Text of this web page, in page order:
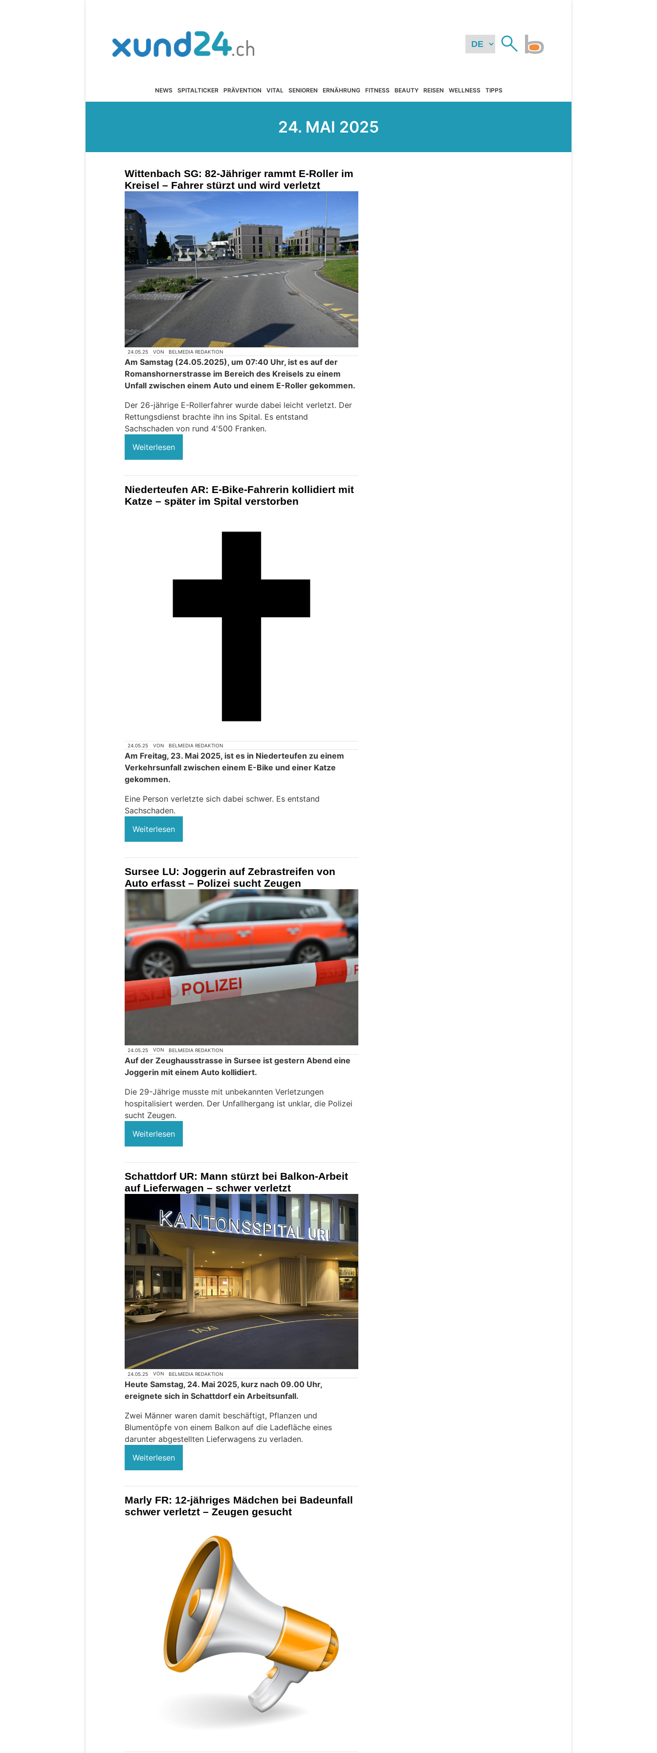
NEWS SPITALTICKER PRÄVENTION VITAL SENIOREN ERNÄHRUNG FITNESS BEAUTY REISEN WELLNESS TIPPS
24. MAI 2025
Wittenbach SG: 82-Jähriger rammt E-Roller im
Kreisel – Fahrer stürzt und wird verletzt
24.05.25 VON BELMEDIA REDAKTION
Am Samstag (24.05.2025), um 07:40 Uhr, ist es auf der
Romanshornerstrasse im Bereich des Kreisels zu einem
Unfall zwischen einem Auto und einem E-Roller gekommen.
Der 26-jährige E-Rollerfahrer wurde dabei leicht verletzt. Der
Rettungsdienst brachte ihn ins Spital. Es entstand
Sachschaden von rund 4'500 Franken.
Weiterlesen
Niederteufen AR: E-Bike-Fahrerin kollidiert mit
Katze – später im Spital verstorben
24.05.25 VON BELMEDIA REDAKTION
Am Freitag, 23. Mai 2025, ist es in Niederteufen zu einem
Verkehrsunfall zwischen einem E-Bike und einer Katze
gekommen.
Eine Person verletzte sich dabei schwer. Es entstand
Sachschaden.
Weiterlesen
Sursee LU: Joggerin auf Zebrastreifen von
Auto erfasst – Polizei sucht Zeugen
24.05.25 VON BELMEDIA REDAKTION
Auf der Zeughausstrasse in Sursee ist gestern Abend eine
Joggerin mit einem Auto kollidiert.
Die 29-Jährige musste mit unbekannten Verletzungen
hospitalisiert werden. Der Unfallhergang ist unklar, die Polizei
sucht Zeugen.
Weiterlesen
Schattdorf UR: Mann stürzt bei Balkon-Arbeit
auf Lieferwagen – schwer verletzt
24.05.25 VON BELMEDIA REDAKTION
Heute Samstag, 24. Mai 2025, kurz nach 09.00 Uhr,
ereignete sich in Schattdorf ein Arbeitsunfall.
Zwei Männer waren damit beschäftigt, Pflanzen und
Blumentöpfe von einem Balkon auf die Ladefläche eines
darunter abgestellten Lieferwagens zu verladen.
Weiterlesen
Marly FR: 12-jähriges Mädchen bei Badeunfall
schwer verletzt – Zeugen gesucht